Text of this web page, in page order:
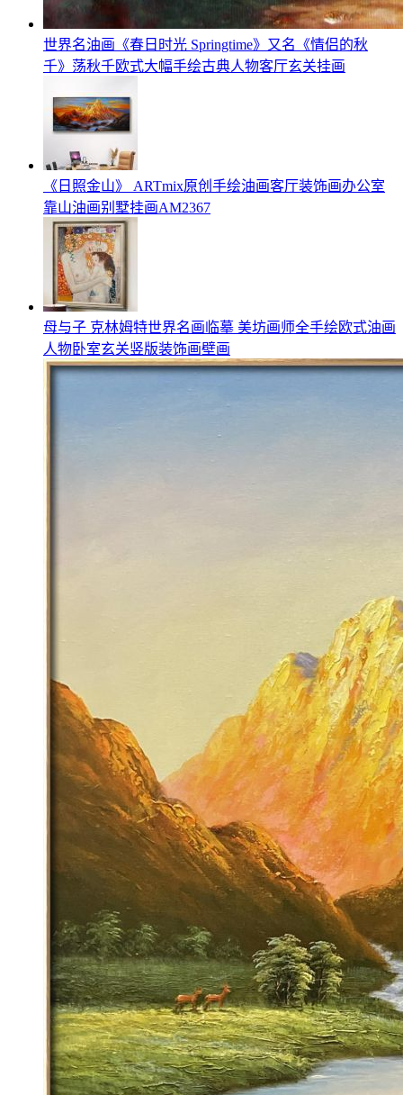
世界名油画《春日时光 Springtime》又名《情侣的秋
千》荡秋千欧式大幅手绘古典人物客厅玄关挂画
《日照金山》 ARTmix原创手绘油画客厅装饰画办公室
靠山油画别墅挂画AM2367
母与子 克林姆特世界名画临摹 美坊画师全手绘欧式油画
人物卧室玄关竖版装饰画壁画